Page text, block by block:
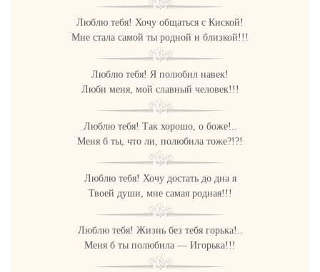
Люблю тебя! Хочу общаться с Киской!
Мне стала самой ты родной и близкой!!!
Люблю тебя! Я полюбил навек!
Люби меня, мой славный человек!!!
Люблю тебя! Так хорошо, о боже!..
Меня б ты, что ли, полюбила тоже?!?!
Люблю тебя! Хочу достать до дна я
Твоей души, мне самая родная!!!
Люблю тебя! Жизнь без тебя горька!..
Меня б ты полюбила — Игорька!!!